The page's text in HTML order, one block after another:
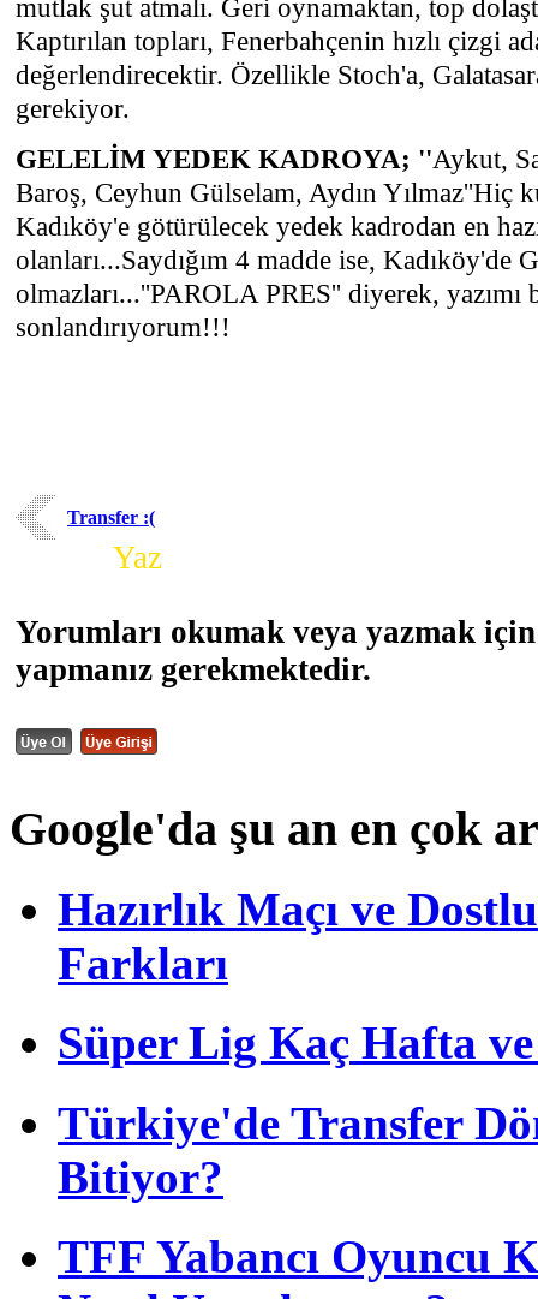
mutlak şut atmalı. Geri oynamaktan, top
Kaptırılan topları, Fenerbahçenin hızlı çizgi
değerlendirecektir. Özellikle Stoch'a,
gerekiyor.
GELELİM YEDEK KADROYA; ''Aykut,
Baroş, Ceyhun Gülselam, Aydın Yılmaz''Hiç
Kadıköy'e götürülecek yedek kadrodan en
olanları...Saydığım 4 madde ise, Kadıköy'de
olmazları...''PAROLA PRES'' diyerek, yazımı
sonlandırıyorum!!!
Transfer :(
Yaz
Yorumları okumak veya yazmak
yapmanız gerekmektedir.
Google'da şu an en çok
Hazırlık Maçı ve
Farkları
Süper Lig Kaç Hafta
Türkiye'de Transfer
Bitiyor?
TFF Yabancı Oyuncu